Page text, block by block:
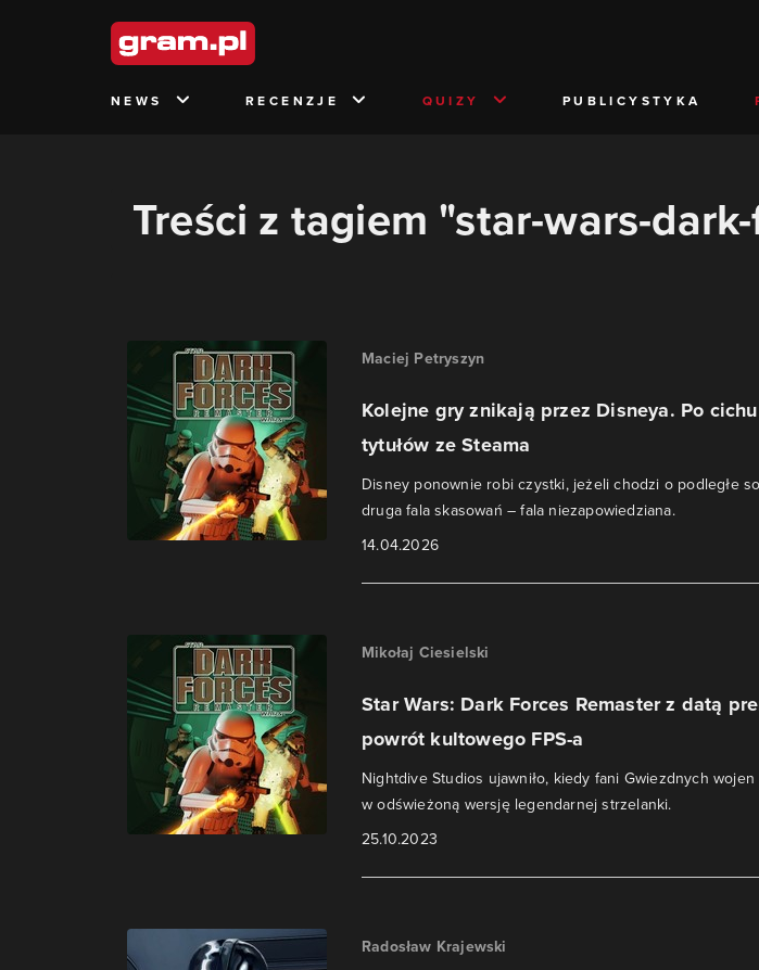
NEWS RECENZJE QUIZY PUBLICYSTYKA
Treści z tagiem "star-wars-
Maciej Petryszyn
Kolejne gry znikają przez Disneya. Po
tytułów ze Steama
Disney ponownie robi czystki, jeżeli chodzi o podległe
druga fala skasowań – fala niezapowiedziana.
14.04.2026
Mikołaj Ciesielski
Star Wars: Dark Forces Remaster z datą
powrót kultowego FPS-a
Nightdive Studios ujawniło, kiedy fani Gwiezdnych
w odświeżoną wersję legendarnej strzelanki.
25.10.2023
Radosław Krajewski